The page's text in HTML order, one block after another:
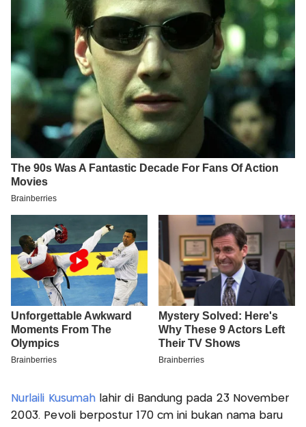
Nurlaili Kusumah lahir di Bandung pada 23 November
2003. Pevoli berpostur 170 cm ini bukan nama baru